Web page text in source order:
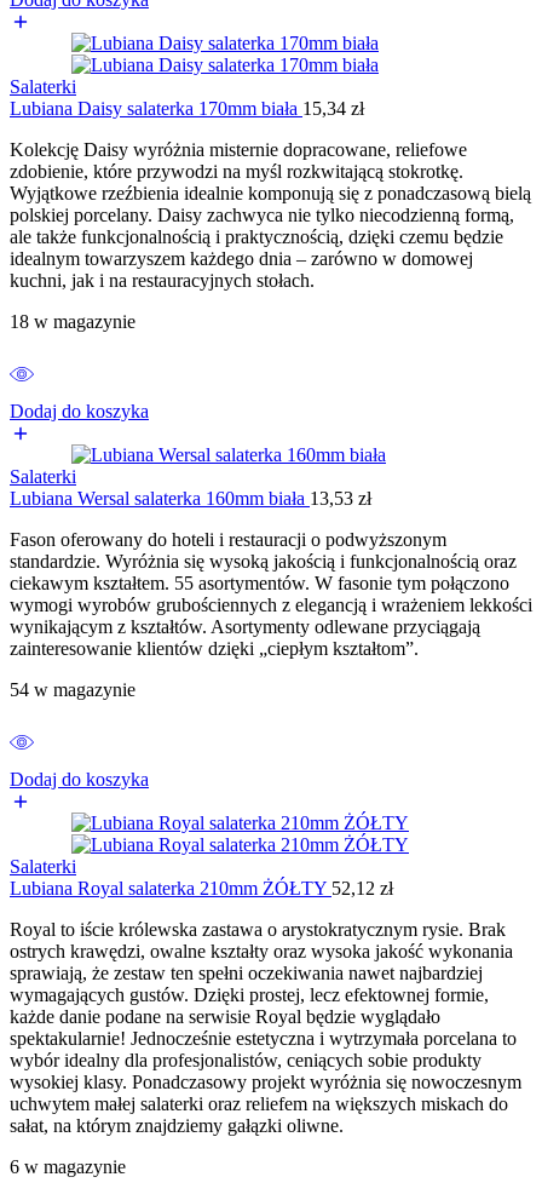
Salaterki
Lubiana Daisy salaterka 170mm biała 15,34 zł
Kolekcję Daisy wyróżnia misternie dopracowane, reliefowe
zdobienie, które przywodzi na myśl rozkwitającą stokrotkę.
Wyjątkowe rzeźbienia idealnie komponują się z ponadczasową bielą
polskiej porcelany. Daisy zachwyca nie tylko niecodzienną formą,
ale także funkcjonalnością i praktycznością, dzięki czemu będzie
idealnym towarzyszem każdego dnia – zarówno w domowej
kuchni, jak i na restauracyjnych stołach.
18 w magazynie
Dodaj do koszyka
Salaterki
Lubiana Wersal salaterka 160mm biała 13,53 zł
Fason oferowany do hoteli i restauracji o podwyższonym
standardzie. Wyróżnia się wysoką jakością i funkcjonalnością oraz
ciekawym kształtem. 55 asortymentów. W fasonie tym połączono
wymogi wyrobów grubościennych z elegancją i wrażeniem lekkości
wynikającym z kształtów. Asortymenty odlewane przyciągają
zainteresowanie klientów dzięki „ciepłym kształtom”.
54 w magazynie
Dodaj do koszyka
Salaterki
Lubiana Royal salaterka 210mm ŻÓŁTY 52,12 zł
Royal to iście królewska zastawa o arystokratycznym rysie. Brak
ostrych krawędzi, owalne kształty oraz wysoka jakość wykonania
sprawiają, że zestaw ten spełni oczekiwania nawet najbardziej
wymagających gustów. Dzięki prostej, lecz efektownej formie,
każde danie podane na serwisie Royal będzie wyglądało
spektakularnie! Jednocześnie estetyczna i wytrzymała porcelana to
wybór idealny dla profesjonalistów, ceniących sobie produkty
wysokiej klasy. Ponadczasowy projekt wyróżnia się nowoczesnym
uchwytem małej salaterki oraz reliefem na większych miskach do
sałat, na którym znajdziemy gałązki oliwne.
6 w magazynie